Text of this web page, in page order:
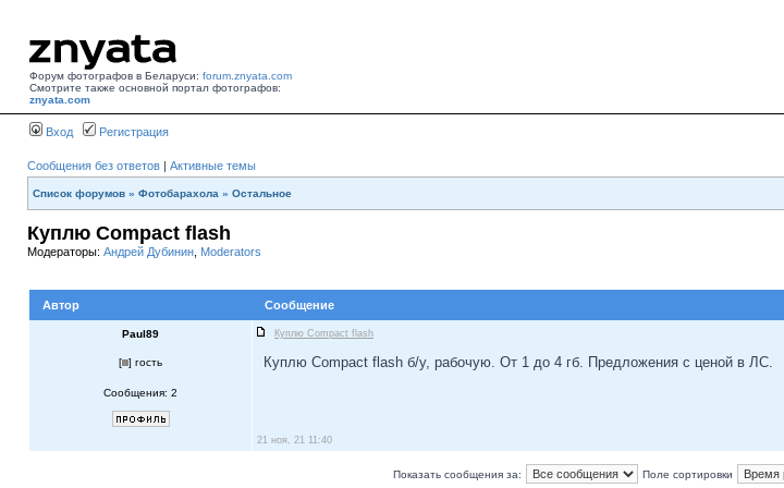
Форум фотографов в Беларуси: forum.znyata.com
Смотрите также основной портал фотографов:
znyata.com
Вход Регистрация
Сообщения без ответов | Активные темы
Список форумов » Фотобарахола » Остальное
Куплю Compact flash
Модераторы: Андрей Дубинин Moderators
Автор
Сообщение
Paul89 Куплю Compact flash
[ ] гость
Сообщения: 2
Куплю Compact flash б/у, рабочую. От 1 до 4 гб. Предложения с ценой в ЛС.
21 ноя, 21 11:40
Показать сообщения за: Поле сортировки